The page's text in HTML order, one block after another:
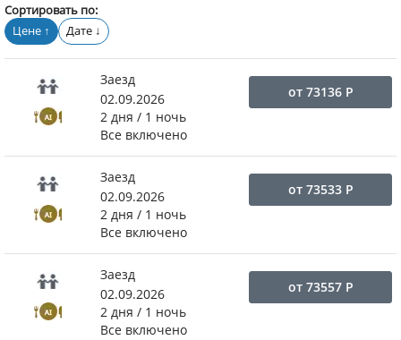
Сортировать по:
Цене ↑ Дате ↓
Заезд
02.09.2026
2 дня / 1 ночь
Все включено
от 73136Р
Заезд
02.09.2026
2 дня / 1 ночь
Все включено
от 73533Р
Заезд
02.09.2026
2 дня / 1 ночь
Все включено
от 73557Р